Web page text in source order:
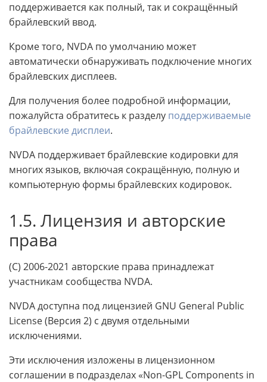
поддерживается как полный, так и сокращённый
брайлевский ввод.
Кроме того, NVDA по умолчанию может
автоматически обнаруживать подключение многих
брайлевских дисплеев.
Для получения более подробной информации,
пожалуйста обратитесь к разделу поддерживаемые
брайлевские дисплеи.
NVDA поддерживает брайлевские кодировки для
многих языков, включая сокращённую, полную и
компьютерную формы брайлевских кодировок.
1.5. Лицензия и авторские
права
(C) 2006-2021 авторские права принадлежат
участникам сообщества NVDA.
NVDA доступна под лицензией GNU General Public
License (Версия 2) с двумя отдельными
исключениями.
Эти исключения изложены в лицензионном
соглашении в подразделах «Non-GPL Components in